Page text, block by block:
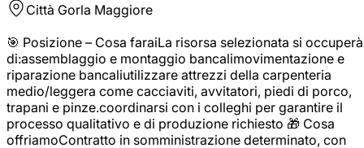
Città Gorla Maggiore
🎯 Posizione – Cosa faraiLa risorsa selezionata si occuperà
di:assemblaggio e montaggio bancalimovimentazione e
riparazione bancaliutilizzare attrezzi della carpenteria
medio/leggera come cacciaviti, avvitatori, piedi di porco,
trapani e pinze.coordinarsi con i colleghi per garantire il
processo qualitativo e di produzione richiesto 🎁 Cosa
offriamoContratto in somministrazione determinato, con